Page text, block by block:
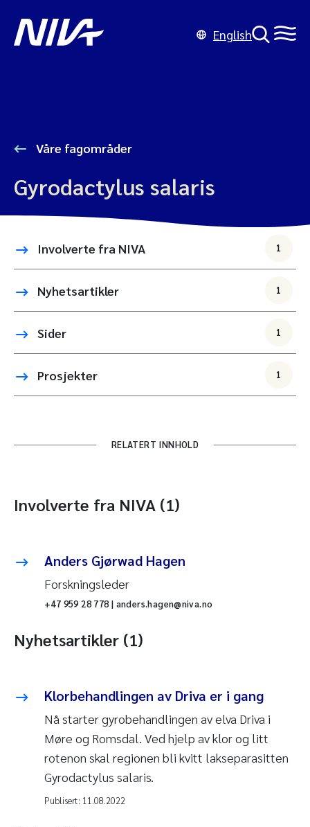
English
Våre fagområder
Gyrodactylus salaris
Involverte fra NIVA 1
Nyhetsartikler 1
Sider 1
Prosjekter 1
RELATERT INNHOLD
Involverte fra NIVA (1)
Anders Gjørwad Hagen
Forskningsleder
+47 959 28 778 | anders.hagen@niva.no
Nyhetsartikler (1)
Klorbehandlingen av Driva er i gang
Nå starter gyrobehandlingen av elva Driva i
Møre og Romsdal. Ved hjelp av klor og litt
rotenon skal regionen bli kvitt lakseparasitten
Gyrodactylus salaris.
Publisert: 11.08.2022